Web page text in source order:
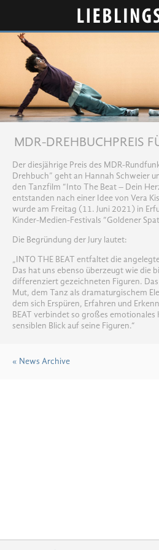
MDR-DREHBUCHPREIS
Der diesjährige Preis des MDR-
Drehbuch” geht an Hannah Schweier
den Tanzfilm “Into The Beat – Dein
entstanden nach einer Idee von Vera
wurde am Freitag (11. Juni 2021) in
Kinder-Medien-Festivals “Goldener
Die Begründung der Jury lautet:
„INTO THE BEAT entfaltet die
Das hat uns ebenso überzeugt wie die
differenziert gezeichneten Figuren.
Mut, dem Tanz als dramaturgischem
dem sich Erspüren, Erfahren und
BEAT verbindet so großes
sensiblen Blick auf seine Figuren.“
« News Archive